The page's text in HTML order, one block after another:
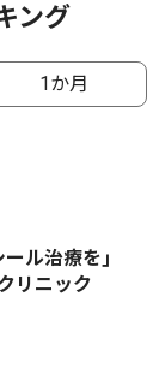
ング
1か月
ール治療を｣
リニック